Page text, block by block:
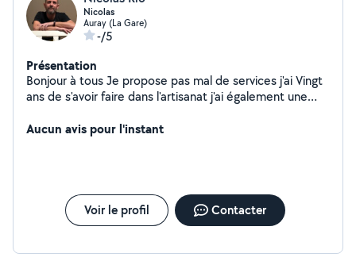
Nicolas
Auray (La Gare)
-/5
Présentation
Bonjour à tous Je propose pas mal de services j'ai Vingt
ans de s'avoir faire dans l'artisanat j'ai également une
évènementiel Contactez moi avec plaisir que je puisse
Aucun avis pour l'instant
Voir le profil Contacter